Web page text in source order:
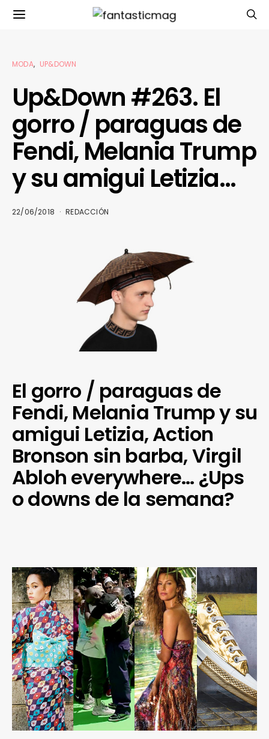
MODA UP&DOWN
Up&Down #263. El
gorro / paraguas de
Fendi, Melania Trump
y su amigui Letizia…
22/06/2018 REDACCIÓN
El gorro / paraguas de
Fendi, Melania Trump y su
amigui Letizia, Action
Bronson sin barba, Virgil
Abloh everywhere… ¿Ups
o downs de la semana?